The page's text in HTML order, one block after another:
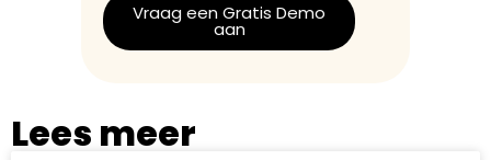
Vraag een Gratis Demo
aan
Lees meer